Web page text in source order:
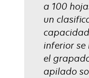
a 100
un
inferior se
el
apilado